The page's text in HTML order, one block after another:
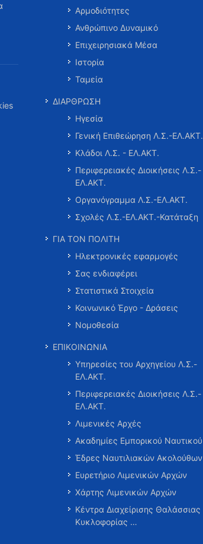
Αρμοδιότητες
Ανθρώπινο Δυναμικό
Επιχειρησιακά Μέσα
Ιστορία
Ταμεία
ΔΙΑΡΘΡΩΣΗ
Ηγεσία
Γενική Επιθεώρηση Λ.Σ.-ΕΛ.ΑΚΤ.
Κλάδοι Λ.Σ. - ΕΛ.ΑΚΤ.
Περιφερειακές Διοικήσεις Λ.Σ.-
ΕΛ.ΑΚΤ.
Οργανόγραμμα Λ.Σ.-ΕΛ.ΑΚΤ.
Σχολές Λ.Σ.-ΕΛ.ΑΚΤ.-Κατάταξη
ΓΙΑ ΤΟΝ ΠΟΛΙΤΗ
Ηλεκτρονικές εφαρμογές
Σας ενδιαφέρει
Στατιστικά Στοιχεία
Κοινωνικό Έργο - Δράσεις
Νομοθεσία
ΕΠΙΚΟΙΝΩΝΙΑ
Υπηρεσίες του Αρχηγείου Λ.Σ.-
ΕΛ.ΑΚΤ.
Περιφερειακές Διοικήσεις Λ.Σ.-
ΕΛ.ΑΚΤ.
Λιμενικές Αρχές
Ακαδημίες Εμπορικού Ναυτικού
Έδρες Ναυτιλιακών Ακολούθων
Ευρετήριο Λιμενικών Αρχών
Χάρτης Λιμενικών Αρχών
Κέντρα Διαχείρισης Θαλάσσιας
Κυκλοφορίας …